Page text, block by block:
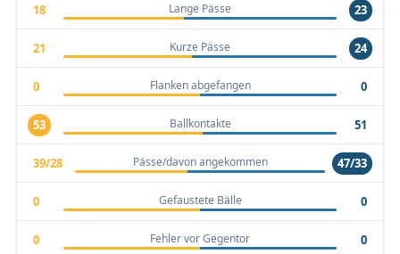
18 Lange Pässe 23
21 Kurze Pässe 24
0 Flanken abgefangen 0
53 Ballkontakte 51
39/28 Pässe/davon angekommen 47/33
0 Gefaustete Bälle 0
0 Fehler vor Gegentor 0